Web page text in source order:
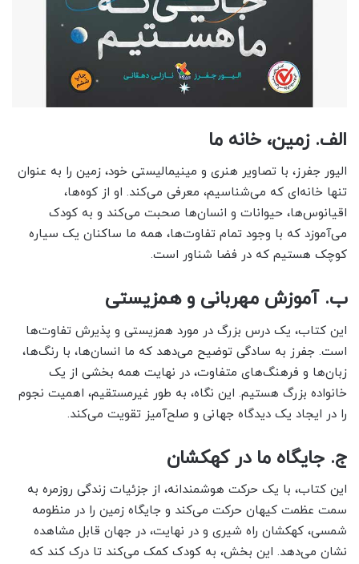
الف. زمین، خانه ما
الیور جفرز، با تصاویر هنری و مینیمالیستی خود، زمین را به عنوان
تنها خانه‌ای که می‌شناسیم، معرفی می‌کند. او از کوه‌ها،
اقیانوس‌ها، حیوانات و انسان‌ها صحبت می‌کند و به کودک
می‌آموزد که با وجود تمام تفاوت‌ها، همه ما ساکنان یک سیاره
کوچک هستیم که در فضا شناور است.
ب. آموزش مهربانی و همزیستی
این کتاب، یک درس بزرگ در مورد همزیستی و پذیرش تفاوت‌ها
است. جفرز به سادگی توضیح می‌دهد که ما انسان‌ها، با رنگ‌ها،
زبان‌ها و فرهنگ‌های متفاوت، در نهایت همه بخشی از یک
خانواده بزرگ هستیم. این نگاه، به طور غیرمستقیم، اهمیت نجوم
را در ایجاد یک دیدگاه جهانی و صلح‌آمیز تقویت می‌کند.
ج. جایگاه ما در کهکشان
این کتاب، با یک حرکت هوشمندانه، از جزئیات زندگی روزمره به
سمت عظمت کیهان حرکت می‌کند و جایگاه زمین را در منظومه
شمسی، کهکشان راه شیری و در نهایت، در جهان قابل مشاهده
نشان می‌دهد. این بخش، به کودک کمک می‌کند تا درک کند که